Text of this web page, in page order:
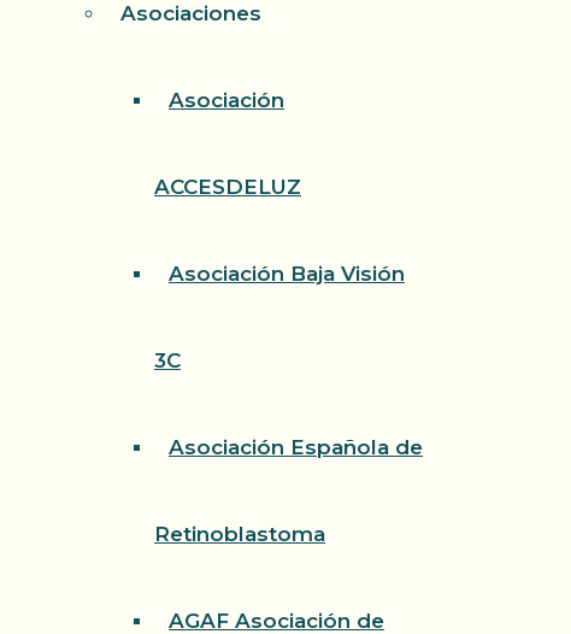
Asociaciones
Asociación
ACCESDELUZ
Asociación Baja Visión
3C
Asociación Española de
Retinoblastoma
AGAF Asociación de